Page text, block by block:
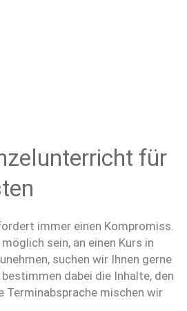
für
immer einen Kompromiss.
sein, an einen Kurs in
suchen wir Ihnen gerne
dabei die Inhalte, den
Terminabsprache mischen wir